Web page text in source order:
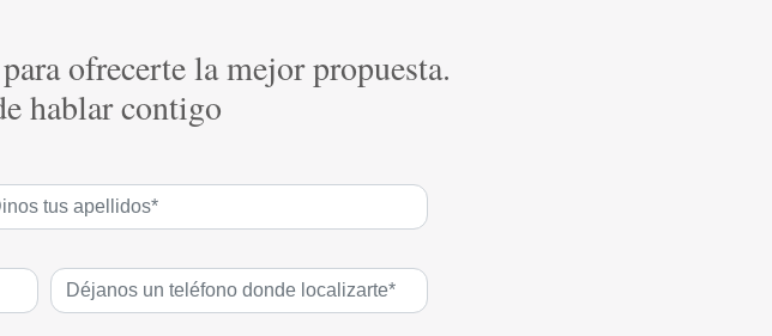
ofrecerte la mejor propuesta.
hablar contigo